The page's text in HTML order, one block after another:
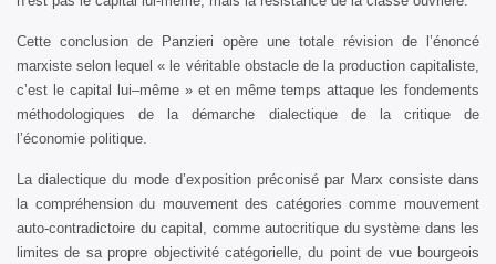
Cette conclusion de Panzieri opère une totale révision de l’énoncé
marxiste selon lequel « le véritable obstacle de la production capitaliste,
c’est le capital lui–même » et en même temps attaque les fondements
méthodologiques de la démarche dialectique de la critique de
l’économie politique.
La dialectique du mode d’exposition préconisé par Marx consiste dans
la compréhension du mouvement des catégories comme mouvement
auto-contradictoire du capital, comme autocritique du système dans les
limites de sa propre objectivité catégorielle, du point de vue bourgeois